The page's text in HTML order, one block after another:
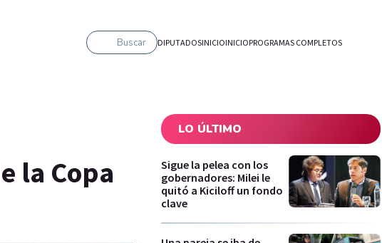
Buscar DIPUTADOSINICIOINICIOPROGRAMAS COMPLETOS
la Copa
LO ÚLTIMO
Sigue la pelea con los
gobernadores: Milei le
quitó a Kiciloff un fondo
clave